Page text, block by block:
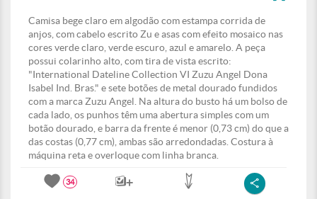
Camisa bege claro em algodão com estampa corrida de
anjos, com cabelo escrito Zu e asas com efeito mosaico nas
cores verde claro, verde escuro, azul e amarelo. A peça
possui colarinho alto, com tira de vista escrito:
"International Dateline Collection VI Zuzu Angel Dona
Isabel Ind. Bras." e sete botões de metal dourado fundidos
com a marca Zuzu Angel. Na altura do busto há um bolso de
cada lado, os punhos têm uma abertura simples com um
botão dourado, e barra da frente é menor (0,73 cm) do que a
das costas (0,77 cm), ambas são arredondadas. Costura à
máquina reta e overloque com linha branca.
34